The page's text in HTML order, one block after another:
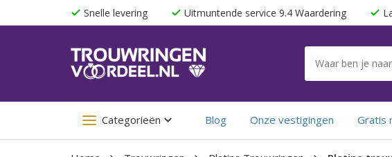
Snelle levering Uitmuntende service 9.4 Waardering
Categorieën Blog Onze vestigingen Gratis